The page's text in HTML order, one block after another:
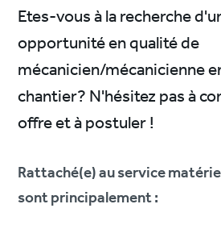
Etes-vous à la recherche
opportunité en qualité de
mécanicien/mécanicienne
chantier? N'hésitez pas à
offre et à postuler !
Rattaché(e) au service
sont principalement :